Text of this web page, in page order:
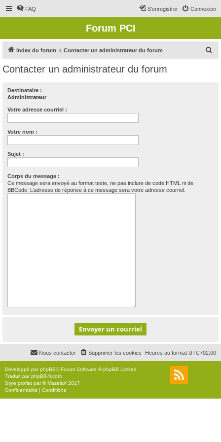
FAQ Connexion
S’enregistrer
Forum PCI
Index du forum Contacter un administrateur du forum
Contacter un administrateur du forum
Destinataire :
Administrateur
Votre adresse courriel :
Votre nom :
Sujet :
Corps du message :
Ce message sera envoyé au format texte, ne pas inclure de code HTML ni de
BBCode. L’adresse de réponse à ce message sera votre adresse courriel.
Heures au format UTC+02:00
Supprimer les cookies
Nous contacter
Développé parphpBB® Forum Software © phpBB Limited
Traduit parphpBB-fr.com
Style proflat par ©Mazeltof 2017
Confidentialité | Conditions